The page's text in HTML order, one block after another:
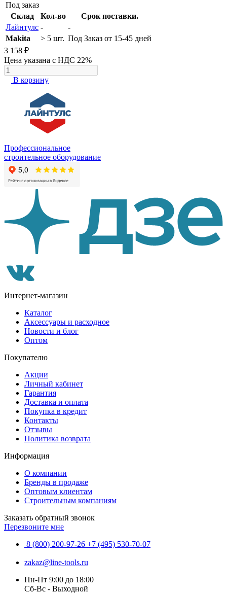
Под заказ
Склад
Кол-во
Срок поставки.
Лайнтулс -
-
Makita
> 5 шт. Под Заказ от 15-45 дней
3 158 ₽
Цена указана с НДС 22%
В корзину
Профессиональное
строительное оборудование
Интернет-магазин
Каталог
Аксессуары и расходное
Новости и блог
Оптом
Покупателю
Акции
Личный кабинет
Гарантия
Доставка и оплата
Покупка в кредит
Контакты
Отзывы
Политика возврата
Информация
О компании
Бренды в продаже
Оптовым клиентам
Строительным компаниям
Заказать обратный звонок
Перезвоните мне
8 (800) 200-97-26 +7 (495) 530-70-07
zakaz@line-tools.ru
Пн-Пт 9:00 до 18:00
Сб-Вс - Выходной